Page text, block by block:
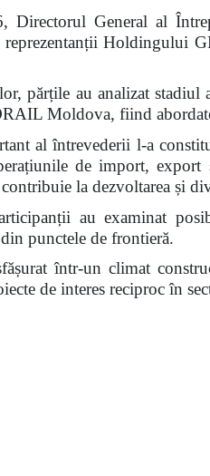
Directorul General al
reprezentanții Holdingului
părțile au analizat
Moldova, fiind
al întrevederii l-a
de import, export
la dezvoltarea și
au examinat
punctele de frontieră.
într-un climat
de interes reciproc în